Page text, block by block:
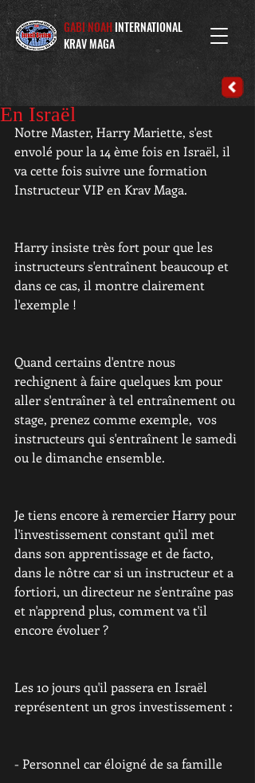
GABI NOAHINTERNATIONAL
KRAV MAGA
En Israël
Notre Master, Harry Mariette, s'est
envolé pour la 14 ème fois en Israël, il
va cette fois suivre une formation
Instructeur VIP en Krav Maga.
Harry insiste très fort pour que les
instructeurs s'entraînent beaucoup et
dans ce cas, il montre clairement
l'exemple !
Quand certains d'entre nous
rechignent à faire quelques km pour
aller s'entraîner à tel entraînement ou
stage, prenez comme exemple,  vos
instructeurs qui s'entraînent le samedi
ou le dimanche ensemble.
Je tiens encore à remercier Harry pour
l'investissement constant qu'il met
dans son apprentissage et de facto,
dans le nôtre car si un instructeur et a
fortiori, un directeur ne s'entraîne pas
et n'apprend plus, comment va t'il
encore évoluer ?
Les 10 jours qu'il passera en Israël
représentent un gros investissement :
- Personnel car éloigné de sa famille